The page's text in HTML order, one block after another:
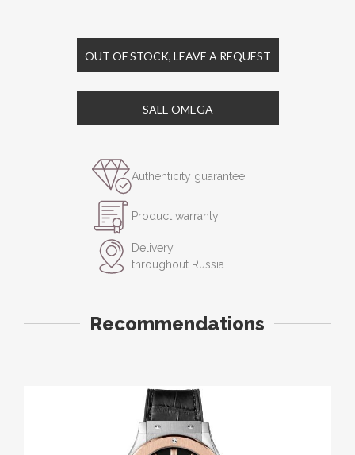
OUT OF STOCK, LEAVE A REQUEST
SALE OMEGA
Authenticity guarantee
Product warranty
Delivery
throughout Russia
Recommendations